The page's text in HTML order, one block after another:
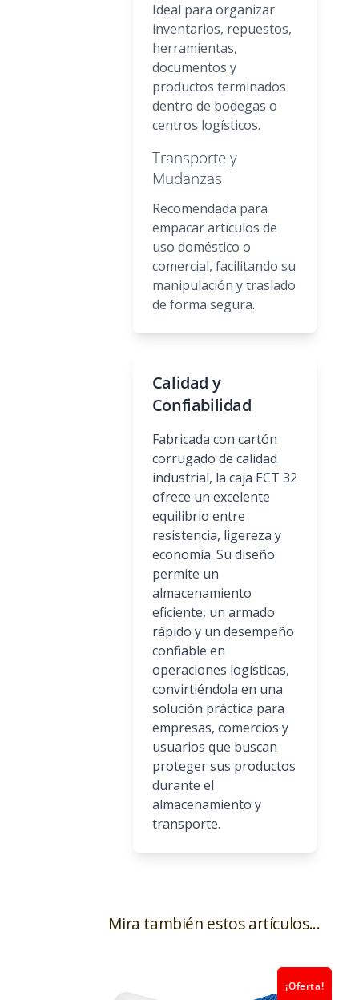
Ideal para organizar
inventarios, repuestos,
herramientas,
documentos y
productos terminados
dentro de bodegas o
centros logísticos.
Transporte y
Mudanzas
Recomendada para
empacar artículos de
uso doméstico o
comercial, facilitando su
manipulación y traslado
de forma segura.
Calidad y
Confiabilidad
Fabricada con cartón
corrugado de calidad
industrial, la caja ECT 32
ofrece un excelente
equilibrio entre
resistencia, ligereza y
economía. Su diseño
permite un
almacenamiento
eficiente, un armado
rápido y un desempeño
confiable en
operaciones logísticas,
convirtiéndola en una
solución práctica para
empresas, comercios y
usuarios que buscan
proteger sus productos
durante el
almacenamiento y
transporte.
Mira también estos artículos...
¡Oferta!